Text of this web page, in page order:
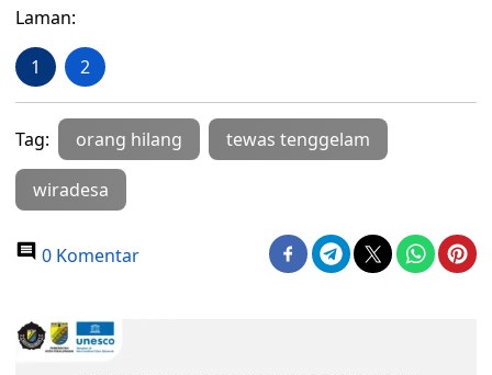
Laman:
1 2
Tag: orang hilang tewas tenggelam
wiradesa
0 Komentar